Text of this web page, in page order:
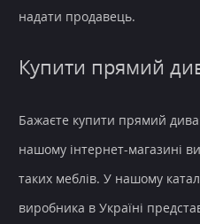
надати продавець.
Купити прямий
Бажаєте купити прямий
нашому інтернет-магазині
таких меблів. У нашому
виробника в Україні